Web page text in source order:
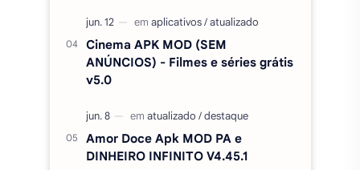
Cinema APK MOD (SEM
ANÚNCIOS) - Filmes e séries grátis
v5.0
Amor Doce Apk MOD PA e
DINHEIRO INFINITO V4.45.1